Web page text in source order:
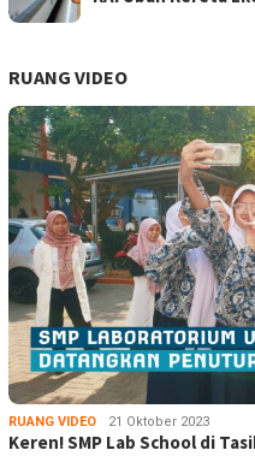
RUANG VIDEO
RUANG VIDEO 21 Oktober 2023
Keren! SMP Lab School di